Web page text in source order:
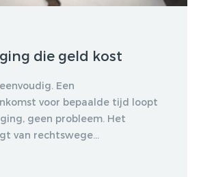
die geld kost
Een
voor bepaalde tijd loopt
geen probleem. Het
van rechtswege...